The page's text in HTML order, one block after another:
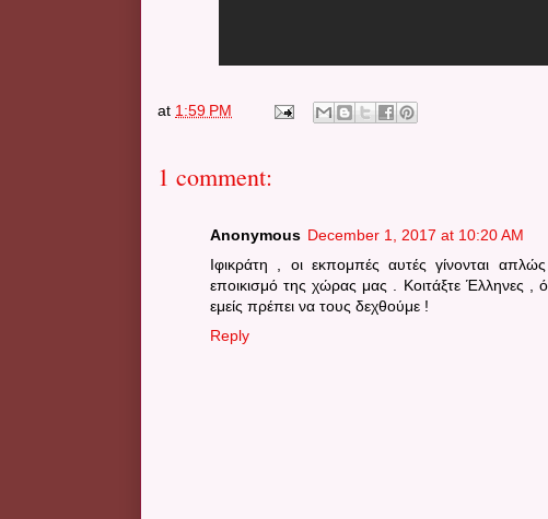
at 1:59 PM
1 comment:
Anonymous December 1, 2017 at 10:20 AM
Ιφικράτη , οι εκπομπές αυτές γίνονται
εποικισμό της χώρας μας . Κοιτάξτε Έλληνες ,
εμείς πρέπει να τους δεχθούμε !
Reply